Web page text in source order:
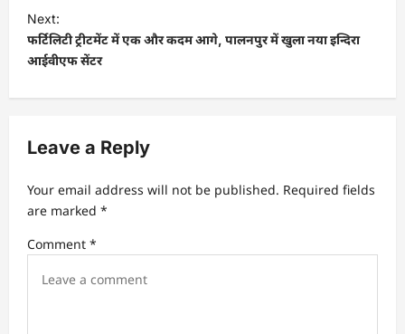
t
n
a
v
g
a
t
i
Next:
फर्टिलिटी ट्रीटमेंट में एक और कदम आगे, पालनपुर में खुला नया इन्दिरा
आईवीएफ सेंटर
Leave a Reply
Your email address will not be published. Required fields
are marked *
Comment *